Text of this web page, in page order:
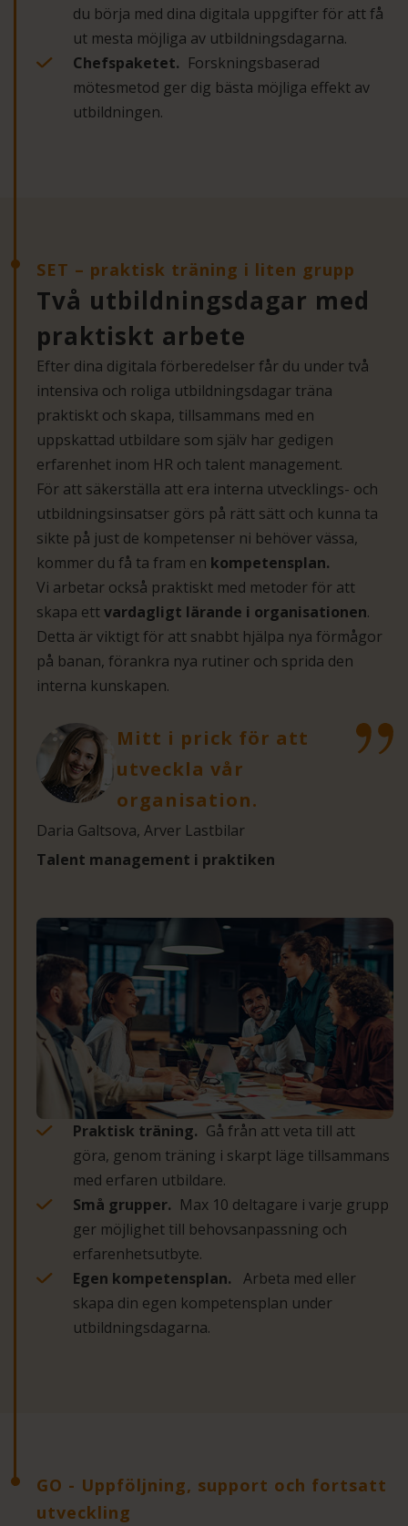
du börja med dina digitala uppgifter för att få
ut mesta möjliga av utbildningsdagarna.
Chefspaketet. Forskningsbaserad
mötesmetod ger dig bästa möjliga effekt av
utbildningen.
SET – praktisk träning i liten grupp
Två utbildningsdagar med
praktiskt arbete
Efter dina digitala förberedelser får du under två
intensiva och roliga utbildningsdagar träna
praktiskt och skapa, tillsammans med en
uppskattad utbildare som själv har gedigen
erfarenhet inom HR och talent management.
För att säkerställa att era interna utvecklings- och
utbildningsinsatser görs på rätt sätt och kunna ta
sikte på just de kompetenser ni behöver vässa,
kommer du få ta fram en kompetensplan.
Vi arbetar också praktiskt med metoder för att
skapa ettvardagligt lärande i organisationen.
Detta är viktigt för att snabbt hjälpa nya förmågor
på banan, förankra nya rutiner och sprida den
interna kunskapen.
Mitt i prick för att
utveckla vår
organisation.
Daria Galtsova, Arver Lastbilar
Talent management i praktiken
Praktisk träning. Gå från att veta till att
göra, genom träning i skarpt läge tillsammans
med erfaren utbildare.
Små grupper. Max 10 deltagare i varje grupp
ger möjlighet till behovsanpassning och
erfarenhetsutbyte.
Egen kompetensplan.
Arbeta med eller
skapa din egen kompetensplan under
utbildningsdagarna.
GO - Uppföljning, support och fortsatt
utveckling